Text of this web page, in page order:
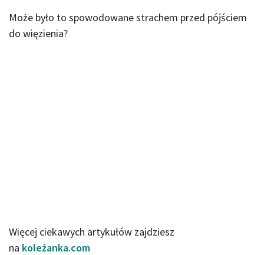
Może było to spowodowane strachem przed pójściem
do więzienia?
Więcej ciekawych artykułów zajdziesz
na koleżanka.com